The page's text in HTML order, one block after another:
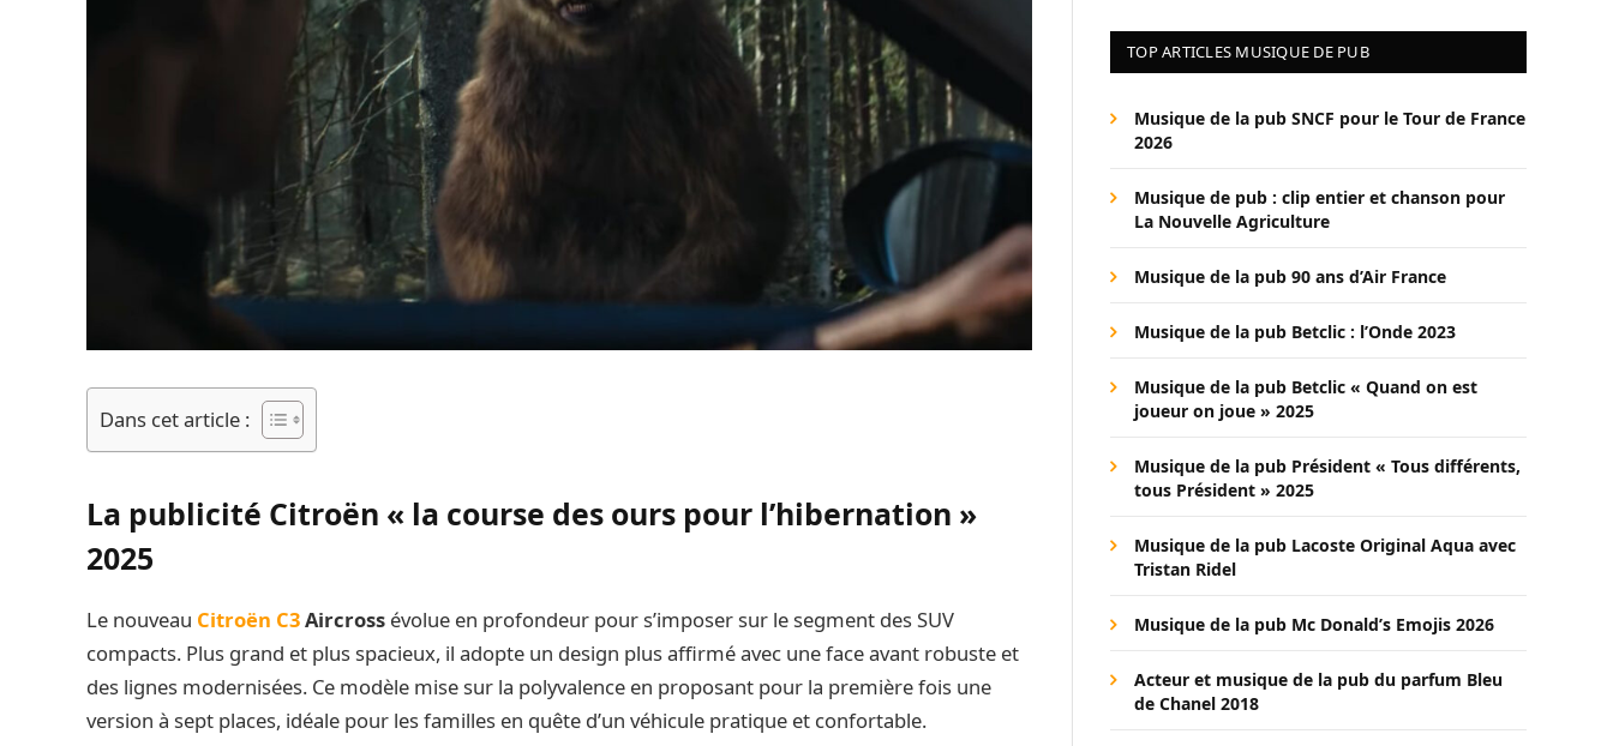
Dans cet article :
La publicité Citroën « la course des ours pour l’hibernation »
2025
Le nouveau Citroën C3Aircross évolue en profondeur pour s’imposer sur le segment des SUV
compacts. Plus grand et plus spacieux, il adopte un design plus affirmé avec une face avant robuste et
des lignes modernisées. Ce modèle mise sur la polyvalence en proposant pour la première fois une
version à sept places, idéale pour les familles en quête d’un véhicule pratique et confortable.
TOP ARTICLES MUSIQUE DE PUB
Musique de la pub SNCF pour le Tour de France
2026
Musique de pub : clip entier et chanson pour
La Nouvelle Agriculture
Musique de la pub 90 ans d’Air France
Musique de la pub Betclic : l’Onde 2023
Musique de la pub Betclic « Quand on est
joueur on joue » 2025
Musique de la pub Président « Tous différents,
tous Président » 2025
Musique de la pub Lacoste Original Aqua avec
Tristan Ridel
Musique de la pub Mc Donald’s Emojis 2026
Acteur et musique de la pub du parfum Bleu
de Chanel 2018